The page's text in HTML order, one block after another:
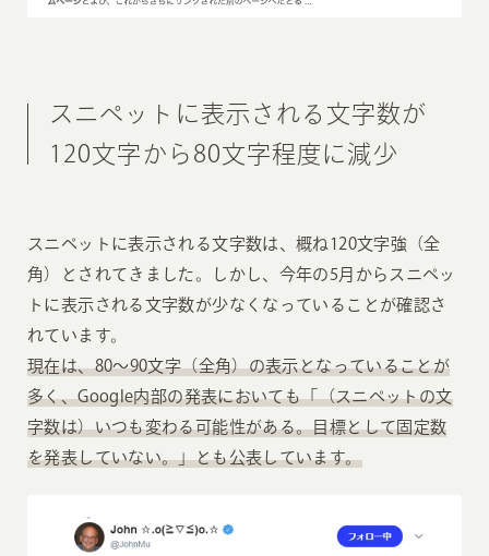
スニペットに表示される文字数が
120文字から80文字程度に減少
スニペットに表示される文字数は、概ね120文字強（全
角）とされてきました。しかし、今年の5月からスニペッ
トに表示される文字数が少なくなっていることが確認さ
れています。
現在は、80〜90文字（全角）の表示となっていることが
多く、Google内部の発表においても「（スニペットの文
字数は）いつも変わる可能性がある。目標として固定数
を発表していない。」とも公表しています。